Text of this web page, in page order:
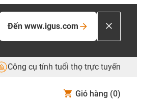
Đến www.igus.com
Công cụ tính tuổi thọ trực tuyến
Giỏ hàng (0)